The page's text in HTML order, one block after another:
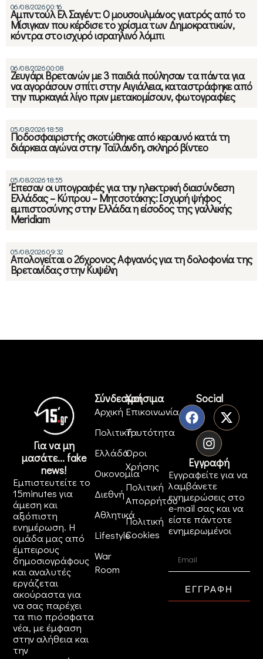
06/08/2026 00:16
Αμπντούλ Ελ Σαγέντ: Ο μουσουλμάνος γιατρός από το
Μίσιγκαν που κέρδισε το χρίσμα των Δημοκρατικών,
κόντρα στο ισχυρό ισραηλινό λόμπι
06/08/2026 00:08
Ζευγάρι Βρετανών με 3 παιδιά πούλησαν τα πάντα για
να αγοράσουν σπίτι στην Αιγιάλεια, καταστράφηκε από
την πυρκαγιά λίγο πριν μετακομίσουν, φωτογραφίες
05/08/2026 18:58
Ποδοσφαιριστής σκοτώθηκε από κεραυνό κατά τη
διάρκεια αγώνα στην Ταϊλάνδη, σκληρό βίντεο
05/08/2026 18:55
Έπεσαν οι υπογραφές για την ηλεκτρική διασύνδεση
Ελλάδας – Κύπρου – Μητσοτάκης: Ισχυρή ψήφος
εμπιστοσύνης στην Ελλάδα η είσοδος της γαλλικής
Meridiam
05/08/2026 09:32
Απολογείται ο 26χρονος Αφγανός για τη δολοφονία της
Βρετανίδας στην Κυψέλη
Για να μη
μασάτε... fake
news!
Εμπιστευτείτε το
15minutes για
άμεση και
αξιόπιστη
ενημέρωση. Η
ομάδα μας από
έμπειρους
δημοσιογράφους
και αναλυτές
εργάζεται
ακούραστα για
να σας παρέχει
τα πιο πρόσφατα
νέα, με έμφαση
στην αλήθεια και
την
Σύνδεσμοι
Αρχική
Πολιτική
Ελλάδα
Οικονομία
Διεθνή
Αθλητικά
Lifestyle
War
Room
Χρήσιμα
Επικοινωνία
Ταυτότητα
Όροι
Χρήσης
Πολιτική
Απορρήτου
Πολιτική
Cookies
Social
Εγγραφή
Εγγραφείτε για να
λαμβάνετε
ενημερώσεις στο
e-mail σας και να
είστε πάντοτε
ενημερωμένοι
ΕΓΓΡΑΦΗ